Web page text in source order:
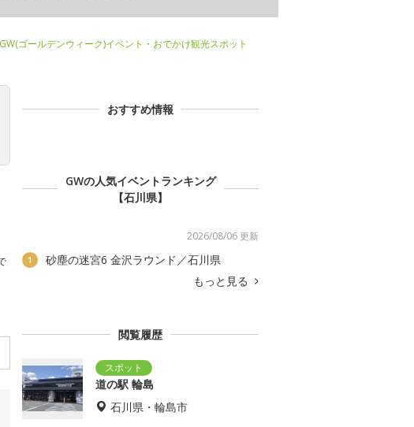
ゴールデンウィーク)イベント・おでかけ観光スポット
おすすめ情報
GWの人気イベントランキング
【石川県】
2026/08/06 更新
1
砂塵の迷宮6 金沢ラウンド／石川県
もっと見る
閲覧履歴
道の駅 輪島
石川県・輪島市